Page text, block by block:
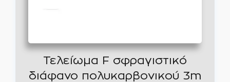
Τελείωμα F σφραγιστικό
διάφανο πολυκαρβονικού 3m